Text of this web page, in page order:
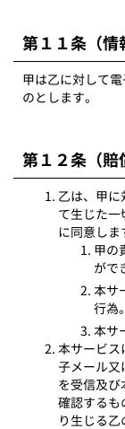
第１１条（情
甲は乙に対して
のとします。
第１２条（賠
乙は、甲に
て生じた一
に同意しま
甲の
がで
本サ
行為。
本サ
本サービス
子メール又
を受信及び
確認するも
り生じる